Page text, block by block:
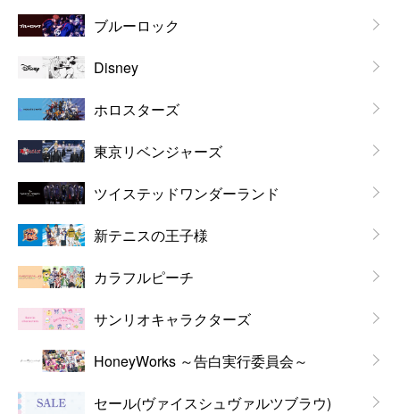
ブルーロック
Disney
ホロスターズ
東京リベンジャーズ
ツイステッドワンダーランド
新テニスの王子様
カラフルピーチ
サンリオキャラクターズ
HoneyWorks ～告白実行委員会～
セール(ヴァイスシュヴァルツブラウ)